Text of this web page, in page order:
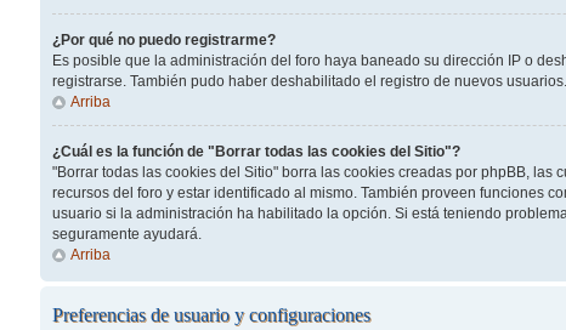
¿Por qué no puedo registrarme?
Es posible que la administración del foro haya baneado su dirección IP o
registrarse. También pudo haber deshabilitado el registro de nuevos
Arriba
¿Cuál es la función de "Borrar todas las cookies del Sitio"?
"Borrar todas las cookies del Sitio" borra las cookies creadas por phpBB,
recursos del foro y estar identificado al mismo. También proveen funciones
usuario si la administración ha habilitado la opción. Si está teniendo
seguramente ayudará.
Arriba
Preferencias de usuario y configuraciones